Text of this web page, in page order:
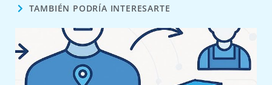
TAMBIÉN PODRÍA INTERESARTE